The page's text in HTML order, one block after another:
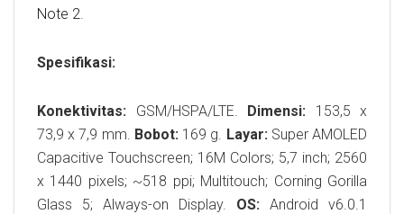
Note 2
Spesifikasi:
Konektivitas: GSM/HSPA/LTE. Dimensi: 153,5 x
73,9 x 7,9 mm. Bobot: 169 g. Layar: Super AMOLED
Capacitive Touchscreen; 16M Colors; 5,7 inch; 2560
x 1440 pixels; ~518 ppi; Multitouch; Corning Gorilla
Glass 5; Always-on Display. OS: Android v6.0.1